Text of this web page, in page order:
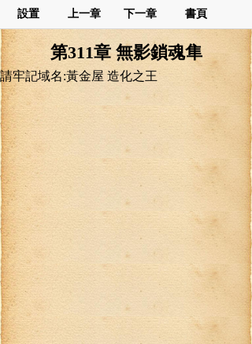
設置 上一章 下一章 書頁
第311章 無影鎖魂隼
請牢記域名:黃金屋 造化之王